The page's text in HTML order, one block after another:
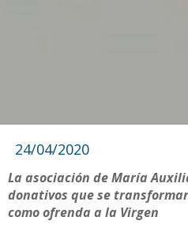
24/04/2020
La asociación de María
donativos que se
como ofrenda a la Virgen